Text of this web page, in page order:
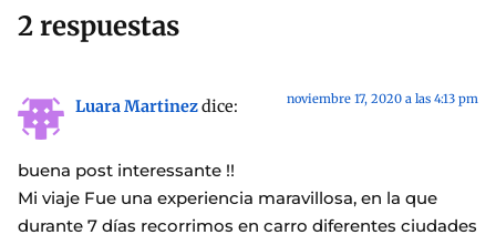
2 respuestas
Luara Martinezdice: noviembre 17, 2020 a las 4:13 pm
buena post interessante !!
Mi viaje Fue una experiencia maravillosa, en la que
durante 7 días recorrimos en carro diferentes ciudades